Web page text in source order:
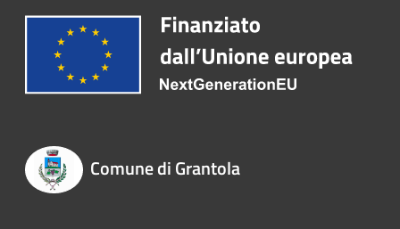
Comune di Grantola